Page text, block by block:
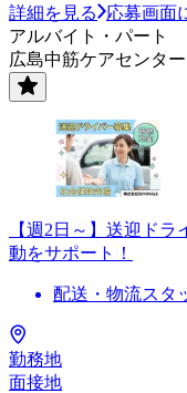
詳細を見る
応募画面
アルバイト・パート
広島中筋ケアセンタ
【週2日～】送迎ド
動をサポート！
配送・物流スタ
勤務地
面接地